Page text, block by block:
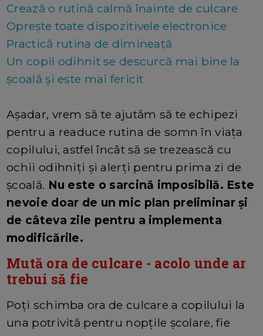
Crează o rutină calmă înainte de culcare
Oprește toate dispozitivele electronice
Practică rutina de dimineață
Un copil odihnit se descurcă mai bine la
școală și este mai fericit
Așadar, vrem să te ajutăm să te echipezi
pentru a readuce rutina de somn în viața
copilului, astfel încât să se trezească cu
ochii odihniți și alerți pentru prima zi de
școală. Nu este o sarcină imposibilă. Este
nevoie doar de un mic plan preliminar și
de câteva zile pentru a implementa
modificările.
Mută ora de culcare - acolo unde ar
trebui să fie
Poți schimba ora de culcare a copilului la
una potrivită pentru nopțile școlare, fie